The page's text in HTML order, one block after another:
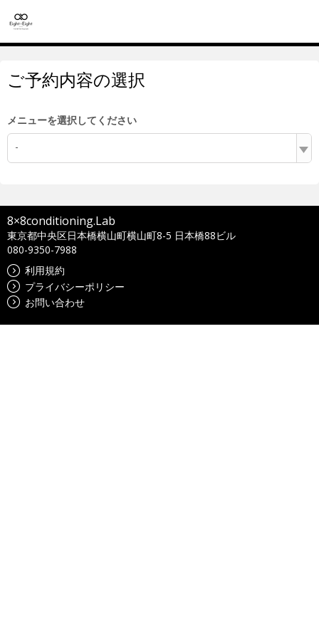
ご予約内容の選択
メニューを選択してください
-
8×8conditioning.Lab
東京都中央区日本橋横山町横山町8-5 日本橋88ビル
080-9350-7988
利用規約
プライバシーポリシー
お問い合わせ